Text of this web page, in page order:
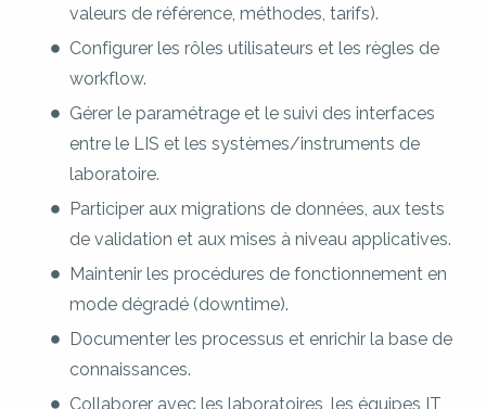
valeurs de référence, méthodes, tarifs).
Configurer les rôles utilisateurs et les règles de
workflow.
Gérer le paramétrage et le suivi des interfaces
entre le LIS et les systèmes/instruments de
laboratoire.
Participer aux migrations de données, aux tests
de validation et aux mises à niveau applicatives.
Maintenir les procédures de fonctionnement en
mode dégradé (downtime).
Documenter les processus et enrichir la base de
connaissances.
Collaborer avec les laboratoires, les équipes IT